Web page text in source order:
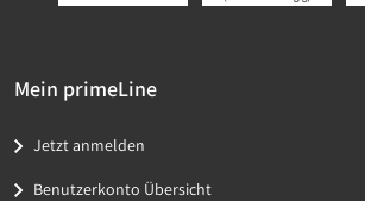
Mein primeLine
Jetzt anmelden
Benutzerkonto Übersicht